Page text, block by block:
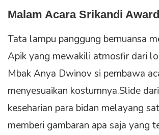
Malam Acara Srikandi
Tata lampu panggung bernuansa
Apik yang mewakili atmosfir dari
Mbak Anya Dwinov si pembawa
menyesuaikan kostumnya.Slide
keseharian para bidan melayang
memberi gambaran apa saja yang